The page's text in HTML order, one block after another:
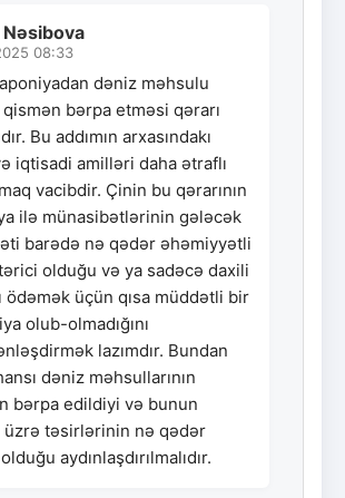
08:33
dəniz məhsulu
qismən bərpa etməsi qərarı
Bu addımın arxasındakı
iqtisadi amilləri daha ətraflı
vacibdir. Çinin bu qərarının
ilə münasibətlərinin gələcək
barədə nə qədər əhəmiyyətli
olduğu və ya sadəcə daxili
ödəmək üçün qısa müddətli bir
olub-olmadığını
lazımdır. Bundan
dəniz məhsullarının
bərpa edildiyi və bunun
üzrə təsirlərinin nə qədər
aydınlaşdırılmalıdır.